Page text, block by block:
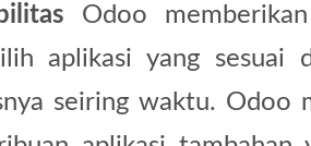
Odoo
aplikasi yang sesuai
seiring waktu. Odoo